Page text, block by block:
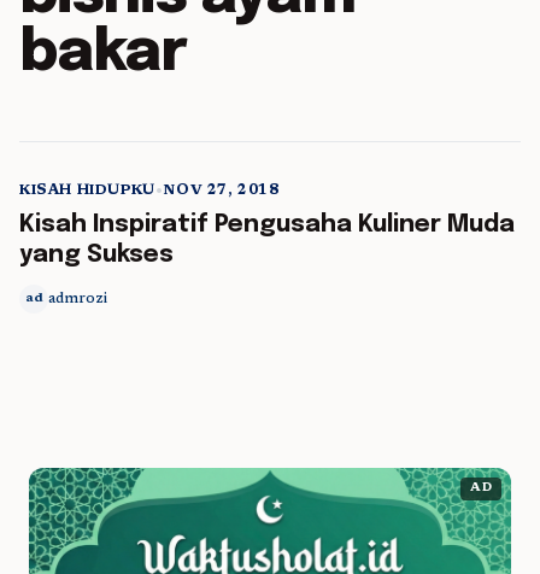
bakar
5 min read
KISAH HIDUPKU•NOV 27, 2018
Kisah Inspiratif Pengusaha Kuliner Muda
yang Sukses
ad admrozi
AD